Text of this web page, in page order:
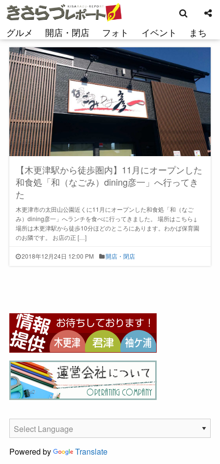
コ
ン
ン
グルメ 開店・閉店 フォト イベント まち
索
【木更津駅から徒歩圏内】11月にオープンした
和食処「和（なごみ）dining彦一」へ行ってき
た
木更津市の太田山公園近くに11月にオープンした和食処「和（なご
み）dining彦一」へランチを食べに行ってきました。 場所はこちら↓
場所は木更津駅から徒歩10分ほどのところにあります。わかば保育園
のお隣です。 お店の正 […]
2018年12月24日 12:00 PM 開店・閉店
Powered by Translate